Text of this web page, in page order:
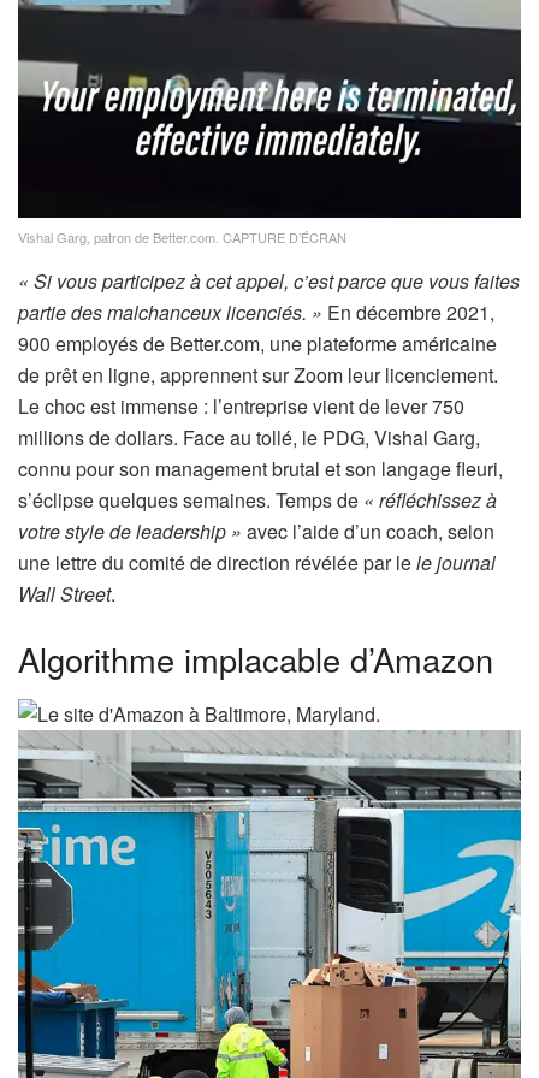
o
é
Vishal Garg, patron de Better.com. CAPTURE D’ÉCRAN
« Si vous participez à cet appel, c’est parce que vous faites
partie des malchanceux licenciés. » En décembre 2021,
900 employés de Better.com, une plateforme américaine
de prêt en ligne, apprennent sur Zoom leur licenciement.
Le choc est immense : l’entreprise vient de lever 750
millions de dollars. Face au tollé, le PDG, Vishal Garg,
connu pour son management brutal et son langage fleuri,
s’éclipse quelques semaines. Temps de « réfléchissez à
votre style de leadership » avec l’aide d’un coach, selon
une lettre du comité de direction révélée par lele journal
Wall Street.
Algorithme implacable d’Amazon